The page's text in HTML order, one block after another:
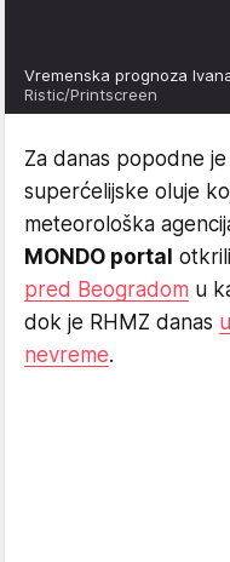
Vremenska prognoza
Ristic/Printscreen
Za danas popodne
superćelijske oluje
meteorološka
MONDO portal
pred Beogradom u
dok je RHMZ danas
nevreme.